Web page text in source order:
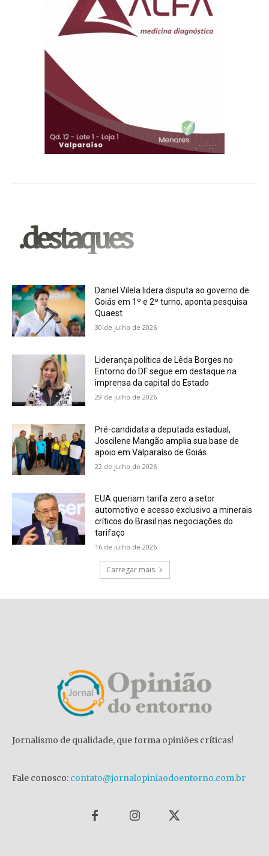
.destaques
Daniel Vilela lidera disputa ao governo de
Goiás em 1º e 2º turno, aponta pesquisa
Quaest
30 de julho de 2026
Liderança política de Lêda Borges no
Entorno do DF segue em destaque na
imprensa da capital do Estado
29 de julho de 2026
Pré-candidata a deputada estadual,
Joscilene Mangão amplia sua base de
apoio em Valparaíso de Goiás
22 de julho de 2026
EUA queriam tarifa zero a setor
automotivo e acesso exclusivo a minerais
críticos do Brasil nas negociações do
tarifaço
16 de julho de 2026
Carregar mais
Jornalismo de qualidade, que forma opiniões críticas!
Fale conosco: contato@jornalopiniaodoentorno.com.br